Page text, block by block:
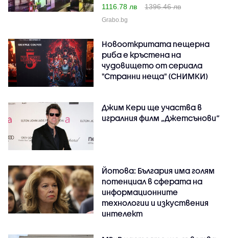
1116.78 лв 1396.46 лв
Grabo.bg
Новооткритата пещерна
риба е кръстена на
чудовището от сериала
"Странни неща" (СНИМКИ)
Джим Кери ще участва в
игралния филм „Джетсънови“
Йотова: България има голям
потенциал в сферата на
информационните
технологии и изкуствения
интелект